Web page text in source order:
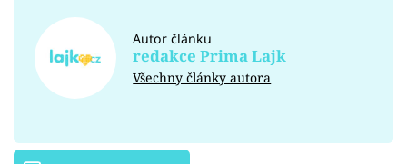
Autor článku
redakce Prima Lajk
Všechny články autora